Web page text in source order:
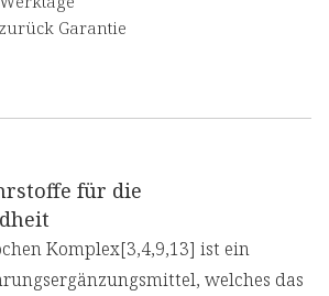
Garantie
für die
Komplex[3,4,9,13] ist ein
welches das